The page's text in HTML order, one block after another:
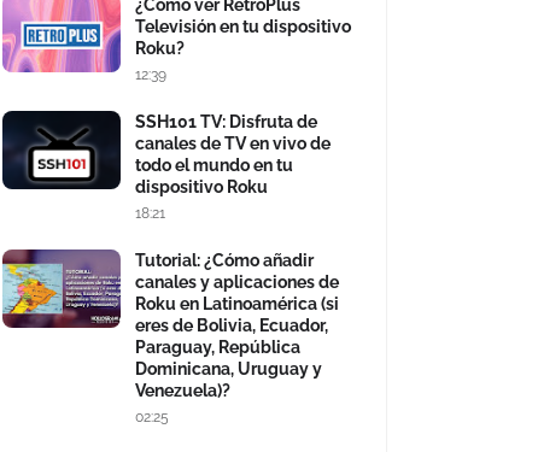
¿Cómo ver RetroPlus
Televisión en tu dispositivo
Roku?
12:39
SSH101 TV: Disfruta de
canales de TV en vivo de
todo el mundo en tu
dispositivo Roku
18:21
Tutorial: ¿Cómo añadir
canales y aplicaciones de
Roku en Latinoamérica (si
eres de Bolivia, Ecuador,
Paraguay, República
Dominicana, Uruguay y
Venezuela)?
02:25